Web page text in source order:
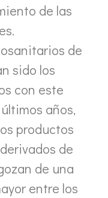
de las
de
sido los
con este
años,
productos
de
de una
entre los